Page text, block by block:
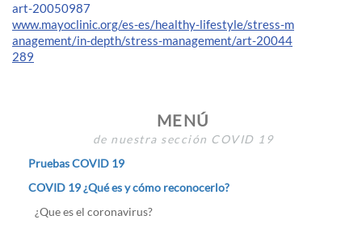
art-20050987
www.mayoclinic.org/es-es/healthy-lifestyle/stress-m
anagement/in-depth/stress-management/art-20044
289
MENÚ
de nuestra sección COVID 19
Pruebas COVID 19
COVID 19 ¿Qué es y cómo reconocerlo?
¿Que es el coronavirus?